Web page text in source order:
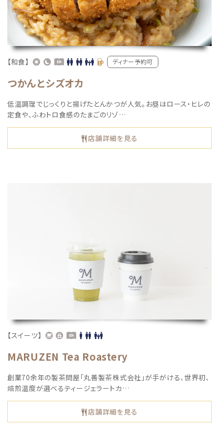
【和食】 ディナー予約可
つかんとシズオカ
低温調理でじっくりと揚げたとんかつが人気。お昼はロース・ヒレの
定食や、ふわトロ食感のたまごのリゾ…
店舗詳細を見る
【スイーツ】
MARUZEN Tea Roastery
創業70余年の製茶問屋「丸善製茶株式会社」が手がける、世界初、
焙煎温度が選べるティージェラートカ…
店舗詳細を見る